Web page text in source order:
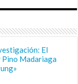
El
Pino Madariaga